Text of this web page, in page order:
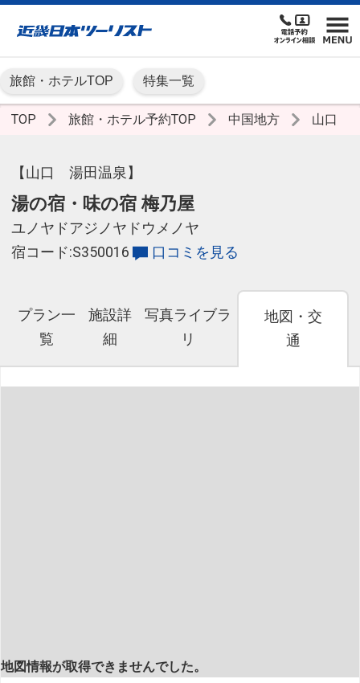
旅館・ホテルTOP 特集一覧
TOP 旅館・ホテル予約TOP 中国地方 山口
【山口 湯田温泉】
湯の宿・味の宿 梅乃屋
ユノヤドアジノヤドウメノヤ
宿コード:S350016
口コミを見る
プラン一
覧
施設詳
細
写真ライブラ
リ
地図・交
通
地図情報が取得できませんでした。